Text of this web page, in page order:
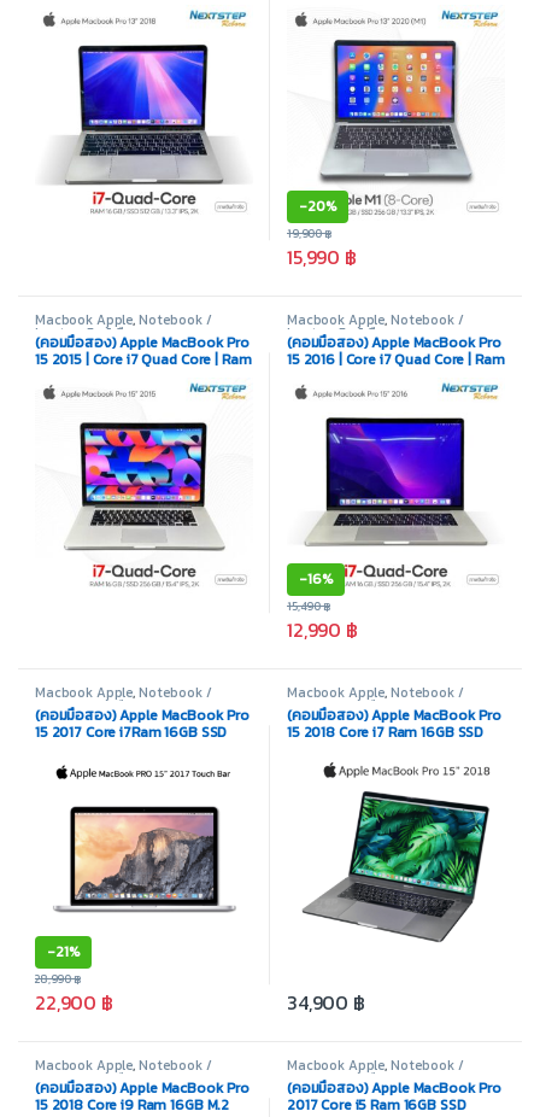
655 | 13.3 Inch Adapter
-20%
15,990 ฿
19,900฿
Macbook Apple,Notebook /
Laptop,สินค้ามือสอง
(คอมมือสอง) Apple MacBook Pro
15 2015 | Core i7 Quad Core | Ram
Inch | พร้อมสายชาร์จ
Macbook Apple,Notebook /
Laptop,สินค้ามือสอง
(คอมมือสอง) Apple MacBook Pro
15 2016 | Core i7 Quad Core | Ram
450 | 15.4 Inch | พร้อมสายชาร์จ
-16%
12,990 ฿
15,490฿
Macbook Apple,Notebook /
Laptop สินค้ามือสอง
(คอมมือสอง) Apple MacBook Pro
15 2017 Core i7Ram 16GB SSD
15.4″ Touch Bar
-21%
22,900 ฿
28,990฿
Macbook Apple,Notebook /
Laptop สินค้ามือสอง
(คอมมือสอง) Apple MacBook Pro
15 2018 Core i7 Ram 16GB SSD
Display 15.4 inch IPS
34,900 ฿
Macbook Apple,Notebook /
Laptop สินค้ามือสอง
(คอมมือสอง) Apple MacBook Pro
15 2018 Core i9 Ram 16GB M.2
Macbook Apple,Notebook /
Laptop สินค้ามือสอง
(คอมมือสอง) Apple MacBook Pro
2017 Core i5 Ram 16GB SSD